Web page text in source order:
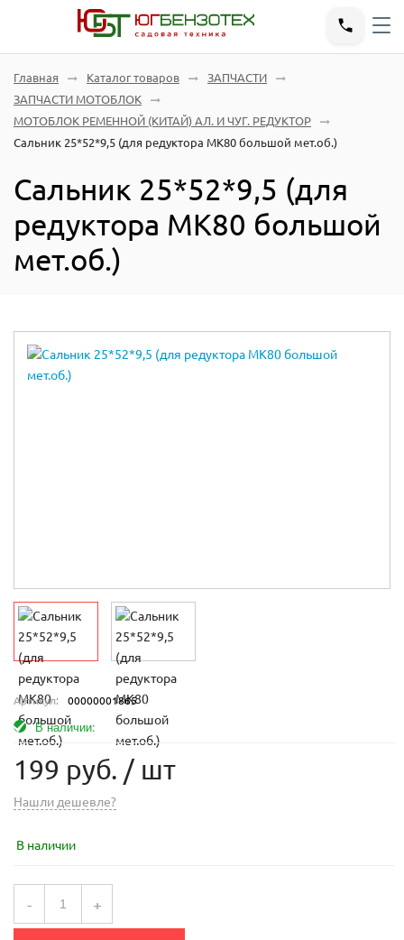
Главная Каталог товаров
ЗАПЧАСТИ
ЗАПЧАСТИ МОТОБЛОК
МОТОБЛОК РЕМЕННОЙ (КИТАЙ) АЛ. И ЧУГ. РЕДУКТОР
Сальник 25*52*9,5 (для редуктора МК80 большой мет.об.)
Сальник 25*52*9,5 (для
редуктора МК80 большой
мет.об.)
Артикул: 00000001865
В наличии:
199 руб. / шт
Нашли дешевле?
В наличии
- +